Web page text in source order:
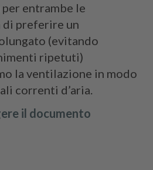
entrambe le
di preferire un
(evitando
ripetuti)
la ventilazione in modo
correnti d’aria.
il documento